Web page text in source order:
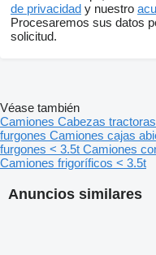
de privacidad y nuestro
Procesaremos sus datos
solicitud.
Anuncios similares
Véase también
Camiones Cabezas tractoras
furgones Camiones cajas
furgones < 3.5t Camiones
Camiones frigoríficos < 3.5t